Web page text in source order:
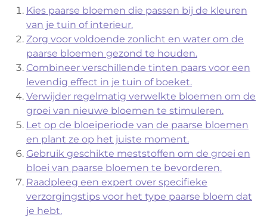
Kies paarse bloemen die passen bij de kleuren
van je tuin of interieur.
Zorg voor voldoende zonlicht en water om de
paarse bloemen gezond te houden.
Combineer verschillende tinten paars voor een
levendig effect in je tuin of boeket.
Verwijder regelmatig verwelkte bloemen om de
groei van nieuwe bloemen te stimuleren.
Let op de bloeiperiode van de paarse bloemen
en plant ze op het juiste moment.
Gebruik geschikte meststoffen om de groei en
bloei van paarse bloemen te bevorderen.
Raadpleeg een expert over specifieke
verzorgingstips voor het type paarse bloem dat
je hebt.